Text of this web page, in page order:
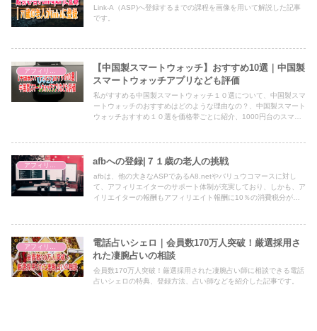
Link-A（ASP)へ登録するまでの課程を画像を用いて解説した記事
です。
【中国製スマートウォッチ】おすすめ10選｜中国製
スマートウォッチアプリなども評価
私がすすめる中国製スマートウォッチ１０選について、中国製スマ
ートウォッチのおすすめはどのような理由なの？、中国製スマート
ウォッチおすすめ１０選を価格帯ごとに紹介、1000円台のスマー
価はどうなの？などについて解説してきました。
afbへの登録|７１歳の老人の挑戦
afbは、他の大きなASPであるA8.netやバリュウコマースに対し
て、アフィリエイターのサポート体制が充実しており、しかも、ア
イリエイターの報酬もアフィリエイト報酬に10％の消費税分が加
電話占いシェロ｜会員数170万人突破！厳選採用さ
れた凄腕占いの相談
会員数170万人突破！厳選採用された凄腕占い師に相談できる電話
占いシェロの特典、登録方法、占い師などを紹介した記事です。